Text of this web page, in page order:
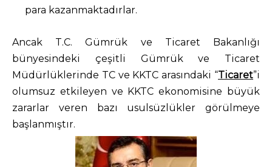
para kazanmaktadırlar.
Ancak T.C. Gümrük ve Ticaret Bakanlığı
bünyesindeki çeşitli Gümrük ve Ticaret
Müdürlüklerinde TC ve KKTC arasındaki “Ticaret”i
olumsuz etkileyen ve KKTC ekonomisine büyük
zararlar veren bazı usulsüzlükler görülmeye
başlanmıştır.